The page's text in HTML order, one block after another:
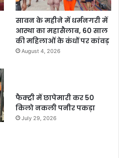
सावन के महीने में धर्मनगरी में
आस्था का महासैलाब, 60 साल
की महिलाओं के कंधों पर कांवड़
August 4, 2026
फैक्ट्री में छापेमारी कर 50
किलो नकली पनीर पकड़ा
July 29, 2026